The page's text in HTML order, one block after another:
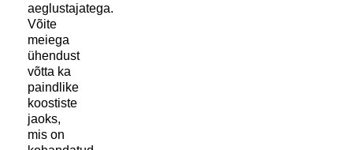
aeglustajatega.
Võite
meiega
ühendust
võtta ka
paindlike
koostiste
jaoks,
mis on